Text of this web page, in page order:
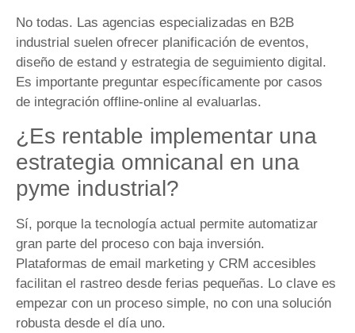
No todas. Las agencias especializadas en B2B
industrial suelen ofrecer planificación de eventos,
diseño de estand y estrategia de seguimiento digital.
Es importante preguntar específicamente por casos
de integración offline-online al evaluarlas.
¿Es rentable implementar una
estrategia omnicanal en una
pyme industrial?
Sí, porque la tecnología actual permite automatizar
gran parte del proceso con baja inversión.
Plataformas de email marketing y CRM accesibles
facilitan el rastreo desde ferias pequeñas. Lo clave es
empezar con un proceso simple, no con una solución
robusta desde el día uno.